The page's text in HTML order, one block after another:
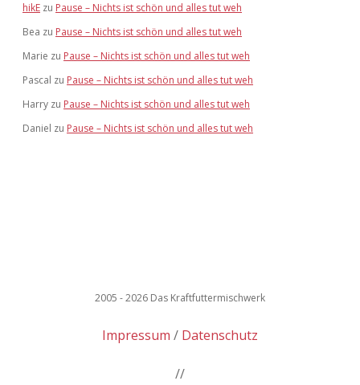
hikE zu Pause – Nichts ist schön und alles tut weh
Bea zu Pause – Nichts ist schön und alles tut weh
Marie zu Pause – Nichts ist schön und alles tut weh
Pascal zu Pause – Nichts ist schön und alles tut weh
Harry zu Pause – Nichts ist schön und alles tut weh
Daniel zu Pause – Nichts ist schön und alles tut weh
2005 - 2026 Das Kraftfuttermischwerk
Impressum Datenschutz
//